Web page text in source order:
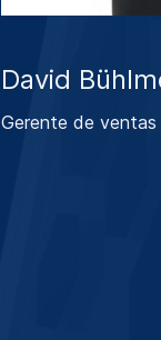
David
Gerente de ventas